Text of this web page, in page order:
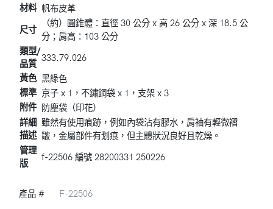
材料 帆布皮革
尺寸
（約）圓錐體：直徑 30 公分 x 高 26 公分 x 深 18.5 公
分；肩高：103 公分
類型/
品質
333.79.026
黃色 黑綠色
標準 京子 x 1，不鏽鋼袋 x 1，支架 x 3
附件 防塵袋（印花）
詳細
描述
雖然有使用痕跡，例如內袋沾有膠水，肩袖有輕微褶
皺，金屬部件有划痕，但主體狀況良好且乾燥。
管理
版
f-22506 編號 28200331 250226
產品 # F-22506